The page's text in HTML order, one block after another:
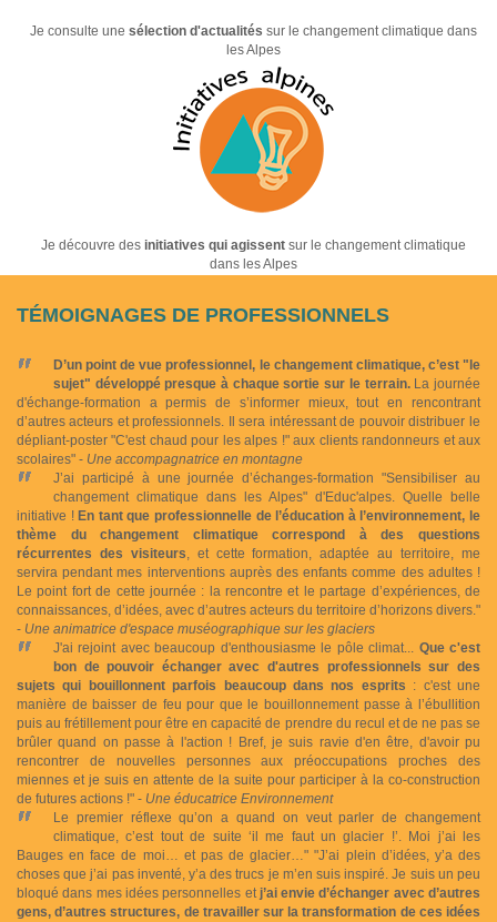
Je consulte unesélection d'actualités sur le changement climatique dans
les Alpes
Je découvre des initiatives qui agissent sur le changement climatique
dans les Alpes
TÉMOIGNAGES DE PROFESSIONNELS
D’un point de vue professionnel, le changement climatique, c’est "le
sujet" développé presque à chaque sortie sur le terrain.La journée
d'échange-formation a permis de s’informer mieux, tout en rencontrant
d’autres acteurs et professionnels. Il sera intéressant de pouvoir distribuer le
dépliant-poster "C'est chaud pour les alpes !" aux clients randonneurs et aux
scolaires" - Une accompagnatrice en montagne
J’ai participé à une journée d’échanges-formation "Sensibiliser au
changement climatique dans les Alpes" d'Educ'alpes. Quelle belle
initiative ! En tant que professionnelle de l’éducation à l’environnement, le
thème du changement climatique correspond à des questions
récurrentes des visiteurs, et cette formation, adaptée au territoire, me
servira pendant mes interventions auprès des enfants comme des adultes !
Le point fort de cette journée : la rencontre et le partage d’expériences, de
connaissances, d’idées, avec d’autres acteurs du territoire d’horizons divers."
- Une animatrice d'espace muséographique sur les glaciers
J'ai rejoint avec beaucoup d'enthousiasme le pôle climat... Que c'est
bon de pouvoir échanger avec d'autres professionnels sur des
sujets qui bouillonnent parfois beaucoup dans nos esprits : c'est une
manière de baisser de feu pour que le bouillonnement passe à l’ébullition
puis au frétillement pour être en capacité de prendre du recul et de ne pas se
brûler quand on passe à l'action ! Bref, je suis ravie d'en être, d'avoir pu
rencontrer de nouvelles personnes aux préoccupations proches des
miennes et je suis en attente de la suite pour participer à la co-construction
de futures actions !" - Une éducatrice Environnement
Le premier réflexe qu’on a quand on veut parler de changement
climatique, c’est tout de suite ‘il me faut un glacier !’. Moi j’ai les
Bauges en face de moi… et pas de glacier…" "J’ai plein d’idées, y’a des
choses que j’ai pas inventé, y’a des trucs je m’en suis inspiré. Je suis un peu
bloqué dans mes idées personnelles et j’ai envie d’échanger avec d’autres
gens, d’autres structures, de travailler sur la transformation de ces idées